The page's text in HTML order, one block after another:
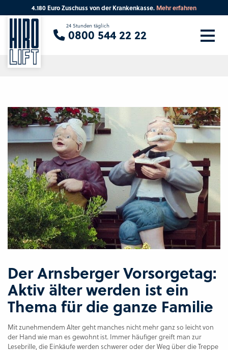
Der Arnsberger Vorsorgetag:
Aktiv älter werden ist ein
Thema für die ganze Familie
Mit zunehmendem Alter geht manches nicht mehr ganz so leicht von
der Hand wie man es gewohnt ist. Immer häufiger greift man zur
Lesebrille, die Einkäufe werden schwerer oder der Weg über die Treppe
4.180 Euro Zuschuss von der Krankenkasse. Mehr erfahren
24 Stunden täglich
0800 544 22 22
Sie suchen eine Beratung vor Ort?
Ihre PLZ Beratung